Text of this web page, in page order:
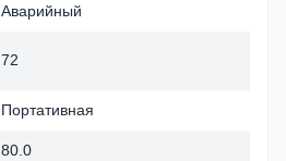
Аварийный
72
Портативная
80.0